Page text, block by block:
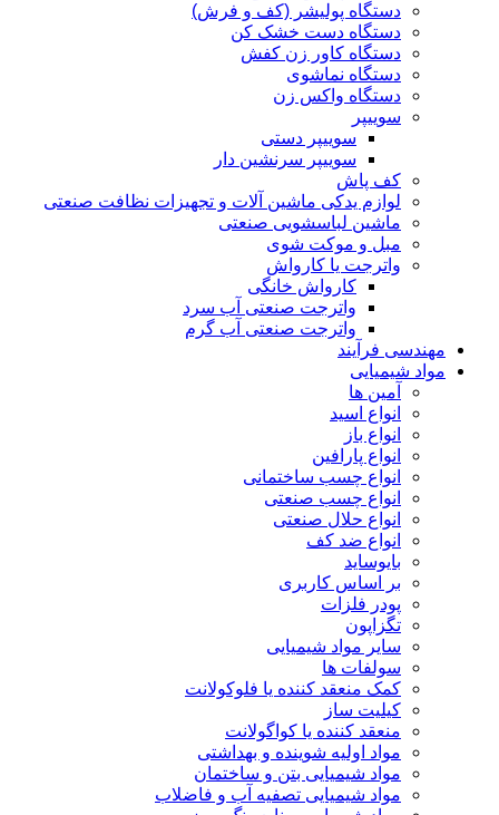
دستگاه پولیشر (کف و فرش)
دستگاه دست خشک کن
دستگاه کاور زن کفش
دستگاه نماشوی
دستگاه واکس زن
سوییپر
سوییپر دستی
سوییپر سرنشین دار
کف پاش
لوازم یدکی ماشین آلات و تجهیزات نظافت صنعتی
ماشین لباسشویی صنعتی
مبل و موکت شوی
واترجت یا کارواش
کارواش خانگی
واترجت صنعتی آب سرد
واترجت صنعتی آب گرم
مهندسی فرآیند
مواد شیمیایی
آمین ها
انواع اسید
انواع باز
انواع پارافین
انواع چسب ساختمانی
انواع چسب صنعتی
انواع حلال صنعتی
انواع ضد کف
بایوساید
بر اساس کاربری
پودر فلزات
تگزاپون
سایر مواد شیمیایی
سولفات ها
کمک منعقد کننده یا فلوکولانت
کیلیت ساز
منعقد کننده یا کواگولانت
مواد اولیه شوینده و بهداشتی
مواد شیمیایی بتن و ساختمان
مواد شیمیایی تصفیه آب و فاضلاب